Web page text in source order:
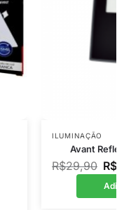
ILUMINAÇÃO
Avant
R$29,90 R$